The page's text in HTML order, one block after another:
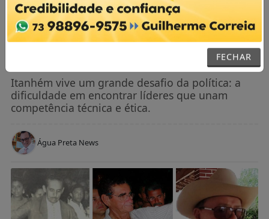
FECHAR
A procura de um bom prefeito em
Itanhém parece ser um desafio a longo
Itanhém vive um grande desafio da política: a
dificuldade em encontrar líderes que unam
competência técnica e ética.
Água Preta News